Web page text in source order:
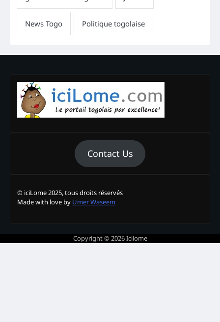
Contact Us
© iciLome 2025, tous droits réservés
Made with love by Umer Waseem
Copyright © 2026Icilome